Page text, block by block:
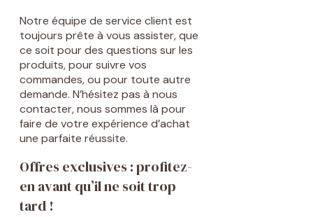
Notre équipe de service client est
toujours prête à vous assister, que
ce soit pour des questions sur les
produits, pour suivre vos
commandes, ou pour toute autre
demande. N’hésitez pas à nous
contacter, nous sommes là pour
faire de votre expérience d’achat
une parfaite réussite.
Offres exclusives : profitez-
en avant qu’il ne soit trop
tard !